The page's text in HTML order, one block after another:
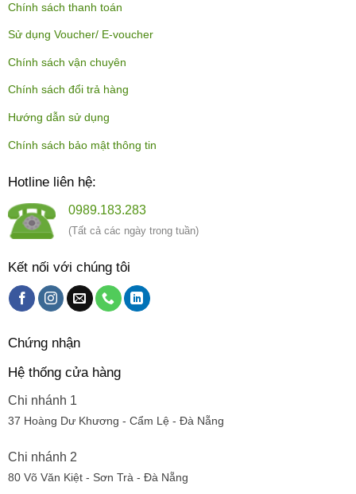
Chính sách thanh toán
Sử dụng Voucher/ E-voucher
Chính sách vận chuyên
Chính sách đổi trả hàng
Hướng dẫn sử dụng
Chính sách bảo mật thông tin
Hotline liên hệ:
0989.183.283
(Tất cả các ngày trong tuần)
Kết nối với chúng tôi
Chứng nhận
Hệ thống cửa hàng
Chi nhánh 1
37 Hoàng Dư Khương - Cẩm Lệ - Đà Nẵng
Chi nhánh 2
80 Võ Văn Kiệt - Sơn Trà - Đà Nẵng